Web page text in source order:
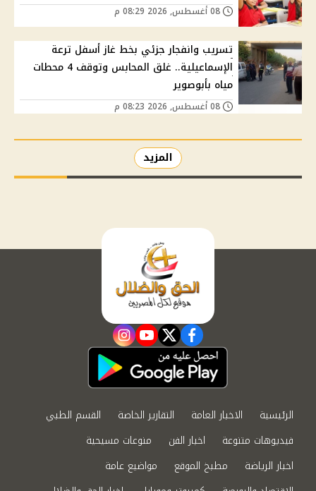
تسريب وانفجار جزئي بخط غاز أسفل ترعة
الإسماعيلية.. غلق المحابس وتوقف 4 محطات
مياه بأبوصوير
المزيد
facebook
twitter
youtube
instagram
الرئيسية الاخبار العامة التقارير الخاصة
القسم الطبي
فيديوهات متنوعة
اخبار الفن
منوعات مسيحية
اخبار الرياضة
مطبخ الموقع
مواضيع عامة